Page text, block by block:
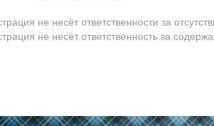
не несёт ответственности за
не несёт ответственность за